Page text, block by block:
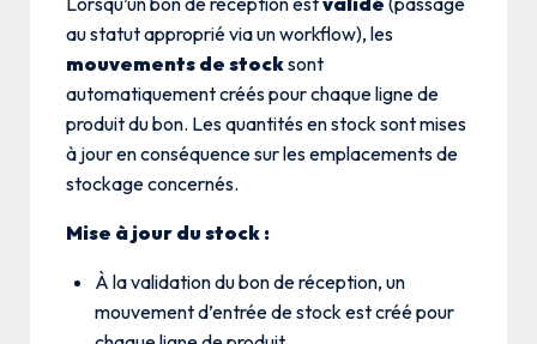
au statut approprié via un workflow), les
mouvements de stocksont
automatiquement créés pour chaque ligne de
produit du bon. Les quantités en stock sont mises
à jour en conséquence sur les emplacements de
stockage concernés.
Mise à jour du stock :
À la validation du bon de réception, un
mouvement d’entrée de stock est créé pour